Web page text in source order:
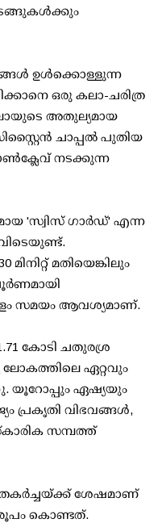
ഉൾക്കൊള്ളുന്ന
ഒരു കലാ-ചരിത്ര
അതുല്യമായ
ചാപ്പൽ പുതിയ
നടക്കുന്ന
'സ്വിസ് ഗാർഡ്' എന്ന
മതിയെങ്കിലും
സമയം ആവശ്യമാണ്.
കോടി ചതുരശ്ര
ലോകത്തിലെ ഏറ്റവും
യൂറോപ്പും ഏഷ്യയും
പ്രകൃതി വിഭവങ്ങൾ,
സമ്പത്ത്
തകർച്ചയ്ക്ക് ശേഷമാണ്
കൊണ്ടത്.